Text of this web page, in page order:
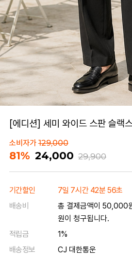
[에디션] 세미 와이드 스판 슬
소비자가129,000
81% 24,000 29,900
기간할인
7일 7시간 42분 56초
배송비
총 결제금액이 50,000
원이 청구됩니다.
적립금
1%
배송정보
CJ 대한통운